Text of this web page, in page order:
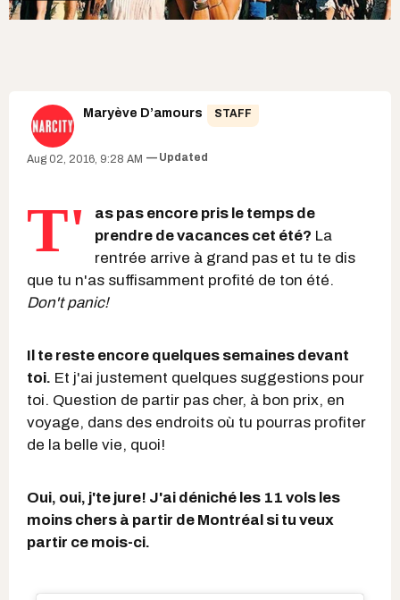
Maryève D’amours STAFF
Aug 02, 2016, 9:28 AM Updated
T'
as pas encore pris le temps de
prendre de vacances cet été? La
rentrée arrive à grand pas et tu te dis
que tu n'as suffisamment profité de ton été.
Don't panic!
Il te reste encore quelques semaines devant
toi. Et j'ai justement quelques suggestions pour
toi. Question de partir pas cher, à bon prix, en
voyage, dans des endroits où tu pourras profiter
de la belle vie, quoi!
Oui, oui, j'te jure! J'ai déniché les 11 vols les
moins chers à partir de Montréal si tu veux
partir ce mois-ci.